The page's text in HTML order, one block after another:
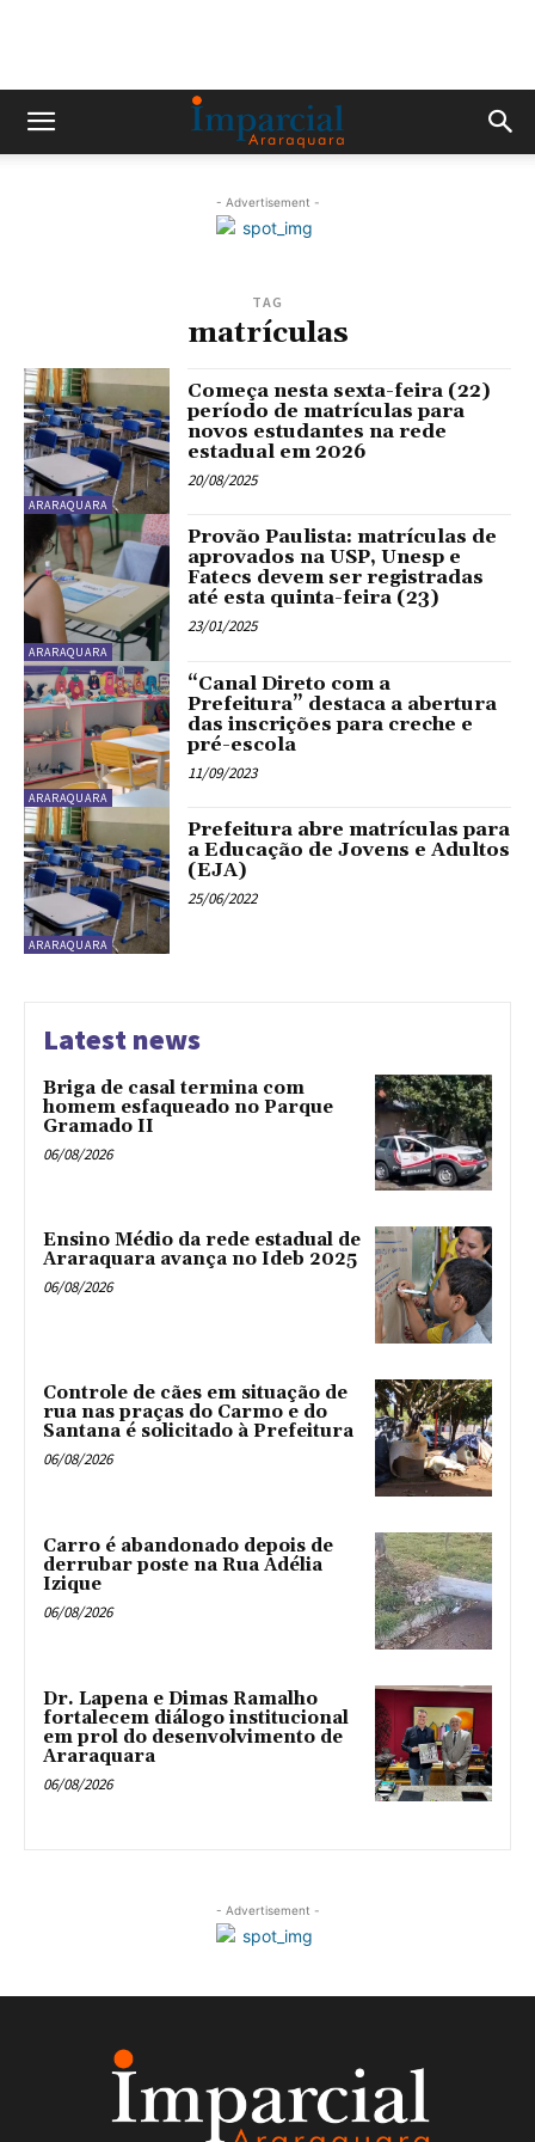
- Advertisement -
TAG
matrículas
ARARAQUARA
Começa nesta sexta-feira (22)
período de matrículas para
novos estudantes na rede
estadual em 2026
20/08/2025
ARARAQUARA
Provão Paulista: matrículas de
aprovados na USP, Unesp e
Fatecs devem ser registradas
até esta quinta-feira (23)
23/01/2025
ARARAQUARA
“Canal Direto com a
Prefeitura” destaca a abertura
das inscrições para creche e
pré-escola
11/09/2023
ARARAQUARA
Prefeitura abre matrículas para
a Educação de Jovens e Adultos
(EJA)
25/06/2022
Latest news
Briga de casal termina com
homem esfaqueado no Parque
Gramado II
06/08/2026
Ensino Médio da rede estadual de
Araraquara avança no Ideb 2025
06/08/2026
Controle de cães em situação de
rua nas praças do Carmo e do
Santana é solicitado à Prefeitura
06/08/2026
Carro é abandonado depois de
derrubar poste na Rua Adélia
Izique
06/08/2026
Dr. Lapena e Dimas Ramalho
fortalecem diálogo institucional
em prol do desenvolvimento de
Araraquara
06/08/2026
- Advertisement -